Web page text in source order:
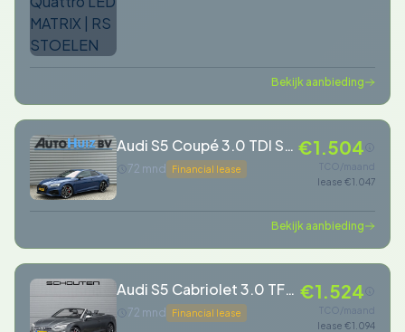
Bekijk aanbieding
Audi S5 Coupé 3.0 TDI S5
342PK quattro Trekhaak
Bang & Olufsen Sound
72 mnd Financial lease
€1.504
TCO/maand
lease €1.047
Bekijk aanbieding
Audi S5 Cabriolet 3.0 TFSI
Quattro Pro Line+
72 mnd Financial lease
€1.524
TCO/maand
lease €1.094